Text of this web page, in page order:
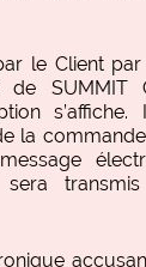
le Client
de SUMMIT
s’affiche.
la
sera